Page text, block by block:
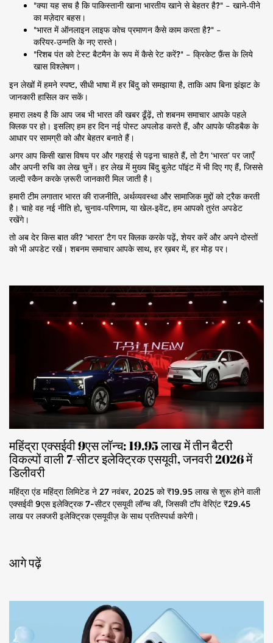
"क्या यह सच है कि पाकिस्तानी खाना भारतीय खाने से बेहतर है?" – खाने‑पीने
का मज़ेदार बहस।
"भारत में ऑनलाइन लाइफ कोच प्रमाणन कैसे काम करता है?" –
करियर‑उन्नति के नए रास्ते।
"रिशब पंत को टेस्ट बैटमैन के रूप में कैसे रेट करें?" – क्रिकेट फ़ैंस के लिये
खास विश्लेषण।
इन लेखों में हमने स्पष्ट, सीधी भाषा में हर बिंदु को समझाया है, ताकि आप बिना झंझट के
जानकारी हासिल कर सकें।
हमारा लक्ष्य है कि आप जब भी भारत की खबर ढूँढ़ें, तो शबनम समाचार आपके पहले
क्लिक पर हो। इसलिए हम हर दिन नई पोस्ट अपलोड करते हैं, और आपके फीडबैक के
आधार पर सामग्री को और बेहतर बनाते हैं।
अगर आप किसी खास विषय पर और गहराई से पढ़ना चाहते हैं, तो टैग ‘भारत’ पर जाएँ
और अपनी रुचि का लेख चुनें। हर लेख में मुख्य बिंदु बुलेट पॉइंट में भी दिए गए हैं, जिससे
जल्दी स्कैन करके ज़रूरी जानकारी मिल जाती है।
हमारी टीम लगातार भारत की राजनीति, अर्थव्यवस्था और सामाजिक मुद्दों को ट्रैक करती
है। चाहे वह नई नीति हो, चुनाव‑परिणाम, या खेल‑इवेंट, हम आपको तुरंत अपडेट
रखेंगे।
तो अब देर किस बात की? ‘भारत’ टैग पर क्लिक करके पढ़ें, शेयर करें और अपने दोस्तों
को भी अपडेट रखें। शबनम समाचार आपके साथ, हर ख़बर में, हर मोड़ पर।
महिंद्रा एक्सईवी 9एस लॉन्च: 19.95 लाख में तीन बैटरी
विकल्पों वाली 7-सीटर इलेक्ट्रिक एसयूवी, जनवरी 2026 में
डिलीवरी
महिंद्रा एंड महिंद्रा लिमिटेड ने 27 नवंबर, 2025 को ₹19.95 लाख से शुरू होने वाली
एक्सईवी 9एस इलेक्ट्रिक 7-सीटर एसयूवी लॉन्च की, जिसकी टॉप वेरिएंट ₹29.45
लाख पर लक्जरी इलेक्ट्रिक एसयूवीज़ के साथ प्रतिस्पर्धा करेगी।
आगे पढ़ें